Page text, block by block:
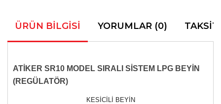
ÜRÜN BILGISI YORUMLAR (0) TAKSIT
ATİKER SR10 MODEL SIRALI SİSTEM LPG BEYİN
(REGÜLATÖR)
KESİCİLİ BEYİN